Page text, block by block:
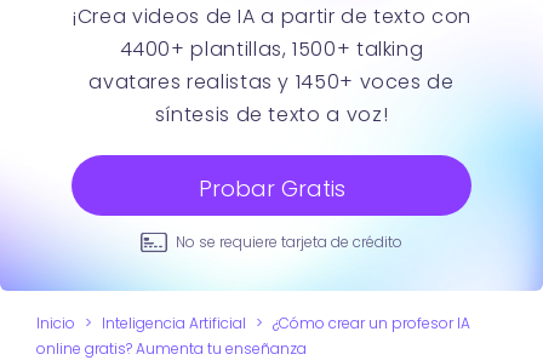
¡Crea videos de IA a partir de texto con
4400+ plantillas, 1500+ talking
avatares realistas y 1450+ voces de
síntesis de texto a voz!
Probar Gratis
No se requiere tarjeta de crédito
Inicio > Inteligencia Artificial > ¿Cómo crear un profesor IA
online gratis? Aumenta tu enseñanza